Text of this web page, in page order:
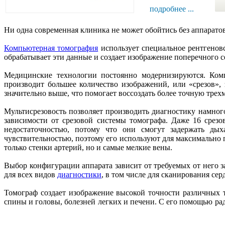
подробнее ...
Ни одна современная клиника не может обойтись без
Компьютерная томография использует специальное
обрабатывает эти данные и создает изображение
Медицинские технологии постоянно модернизируются.
производит большее количество изображений, или
значительно выше, что помогает воссоздать более точную
Мультисрезовость позволяет производить диагностику
зависимости от срезовой системы томографа. Даже 16
недостаточностью, потому что они смогут задержать
чувствительностью, поэтому его используют для
только стенки артерий, но и самые мелкие вены.
Выбор конфигурации аппарата зависит от требуемых от
для всех видов диагностики, в том числе для сканирования
Томограф создает изображение высокой точности
спины и головы, болезней легких и печени. С его помощью